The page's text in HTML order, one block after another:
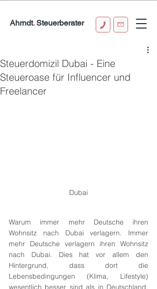
0151 58143288
Ahrndt.Steuerberater
Steuerdomizil Dubai - Eine
Steueroase für Influencer und
Freelancer
Dubai
Warum immer mehr Deutsche ihren
Wohnsitz nach Dubai verlagern. Immer
mehr Deutsche verlagern ihren Wohnsitz
nach Dubai. Dies hat vor allem den
Hintergrund, dass dort die
Lebensbedingungen (Klima, Lifestyle)
wesentlich besser sind als in Deutschland.